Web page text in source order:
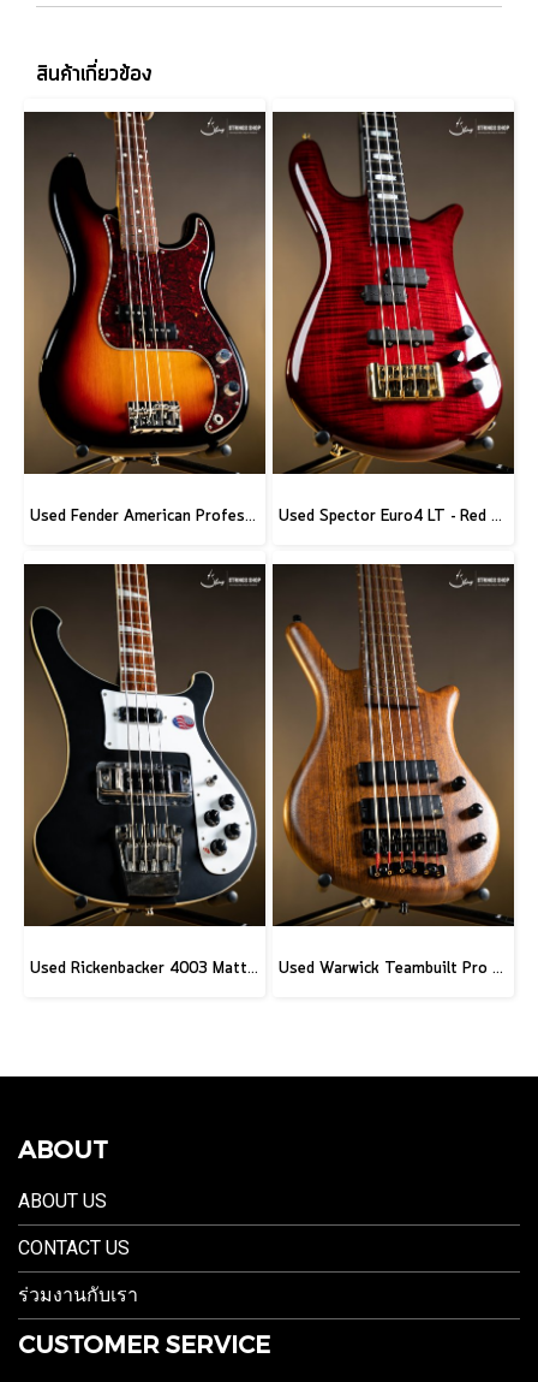
สินค้าเกี่ยวข้อง
Used Fender American Professional II Precision Bass - 3 Tone Sunburst Used Spector Euro4 LT - Red Fade Gloss
Used Rickenbacker 4003 Matte Black Used Warwick Teambuilt Pro Series Thumb BO 6-String - Natural Transparent Satin
ABOUT
ABOUT US
CONTACT US
ร่วมงานกับเรา
CUSTOMER SERVICE